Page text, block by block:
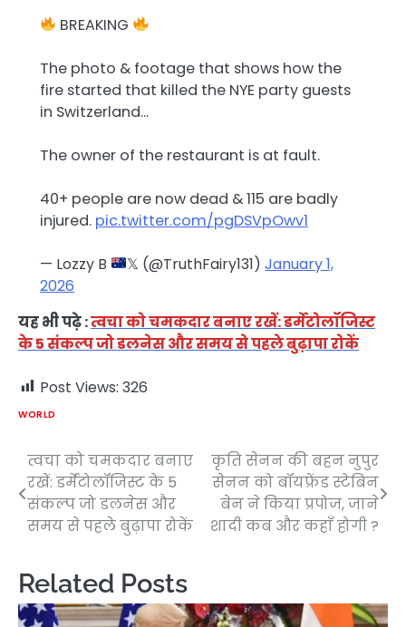
BREAKING
The photo & footage that shows how the
fire started that killed the NYE party guests
in Switzerland…
The owner of the restaurant is at fault.
40+ people are now dead & 115 are badly
injured. pic.twitter.com/pgDSVpOwv1
— Lozzy B 𝕏 (@TruthFairy131)January 1,
2026
यह भी पढ़े :त्वचा को चमकदार बनाए रखें: डर्मेटोलॉजिस्ट
के 5 संकल्प जो डलनेस और समय से पहले बुढ़ापा रोकें
Post Views: 326
WORLD
Post
navigation
त्वचा को चमकदार बनाए
रखें: डर्मेटोलॉजिस्ट के 5
संकल्प जो डलनेस और
समय से पहले बुढ़ापा रोकें
कृति सेनन की बहन नुपुर
सेनन को बॉयफ्रेंड स्टेबिन
बेन ने किया प्रपोज, जाने
शादी कब और कहाँ होगी ?
Related Posts